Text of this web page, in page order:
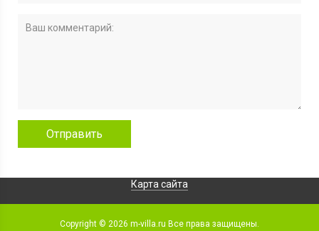
Карта сайта
Copyright © 2026 m-villa.ru Все права защищены.